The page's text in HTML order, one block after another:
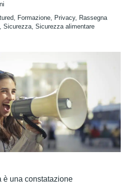
Formazione, Privacy, Rassegna
Sicurezza, Sicurezza alimentare
è una constatazione